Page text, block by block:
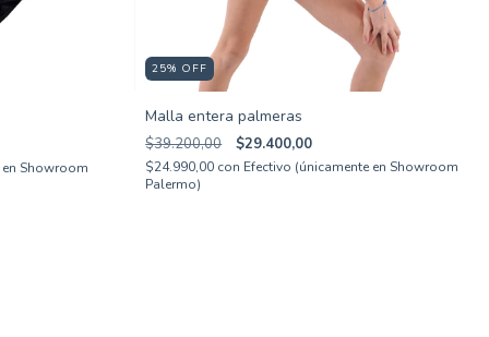
Showroom
25% OFF
Malla entera palmeras
$39.200,00 $29.400,00
$24.990,00 con Efectivo (únicamente en Showroom
Palermo)